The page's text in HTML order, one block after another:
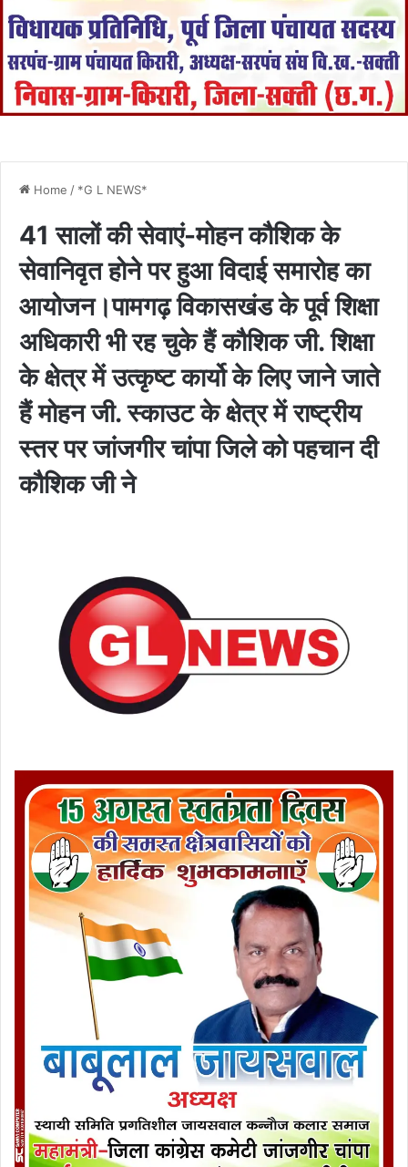
Home / *G L NEWS*
41 सालों की सेवाएं-मोहन कौशिक के
सेवानिवृत होने पर हुआ विदाई समारोह का
आयोजन।पामगढ़ विकासखंड के पूर्व शिक्षा
अधिकारी भी रह चुके हैं कौशिक जी. शिक्षा
के क्षेत्र में उत्कृष्ट कार्यो के लिए जाने जाते
हैं मोहन जी. स्काउट के क्षेत्र में राष्ट्रीय
स्तर पर जांजगीर चांपा जिले को पहचान दी
कौशिक जी ने